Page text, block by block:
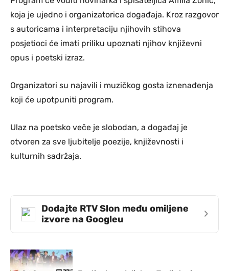
koja je ujedno i organizatorica događaja. Kroz razgovor
s autoricama i interpretaciju njihovih stihova
posjetioci će imati priliku upoznati njihov književni
opus i poetski izraz.
Organizatori su najavili i muzičkog gosta iznenađenja
koji će upotpuniti program.
Ulaz na poetsko veče je slobodan, a događaj je
otvoren za sve ljubitelje poezije, književnosti i
kulturnih sadržaja.
Dodajte RTV Slon među omiljene
izvore na Googleu
›